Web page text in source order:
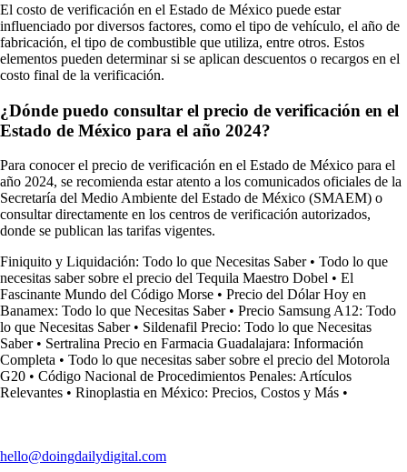
El costo de verificación en el Estado de México puede estar
influenciado por diversos factores, como el tipo de vehículo, el año de
fabricación, el tipo de combustible que utiliza, entre otros. Estos
elementos pueden determinar si se aplican descuentos o recargos en el
costo final de la verificación.
¿Dónde puedo consultar el precio de verificación en el
Estado de México para el año 2024?
Para conocer el precio de verificación en el Estado de México para el
año 2024, se recomienda estar atento a los comunicados oficiales de la
Secretaría del Medio Ambiente del Estado de México (SMAEM) o
consultar directamente en los centros de verificación autorizados,
donde se publican las tarifas vigentes.
Finiquito y Liquidación: Todo lo que Necesitas Saber• Todo lo que
necesitas saber sobre el precio del Tequila Maestro Dobel • El
Fascinante Mundo del Código Morse • Precio del Dólar Hoy en
Banamex: Todo lo que Necesitas Saber• Precio Samsung A12: Todo
lo que Necesitas Saber• Sildenafil Precio: Todo lo que Necesitas
Saber• Sertralina Precio en Farmacia Guadalajara: Información
Completa • Todo lo que necesitas saber sobre el precio del Motorola
G20 • Código Nacional de Procedimientos Penales: Artículos
Relevantes • Rinoplastia en México: Precios, Costos y Más •
hello@doingdailydigital.com